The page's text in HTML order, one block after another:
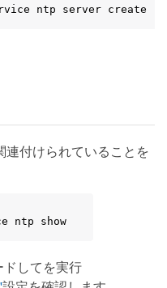
ntp server create -
連付けられていることを
ntp show
してを実行